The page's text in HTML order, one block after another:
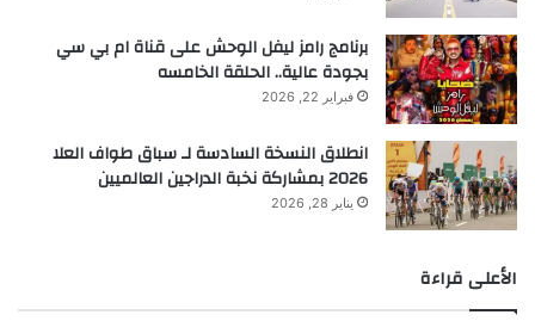
برنامج رامز ليفل الوحش على قناة ام بي سي
بجودة عالية.. الحلقة الخامسه
فبراير 22, 2026
انطلاق النسخة السادسة لـ سباق طواف العلا
2026 بمشاركة نخبة الدراجين العالميين
يناير 28, 2026
الأعلى قراءة